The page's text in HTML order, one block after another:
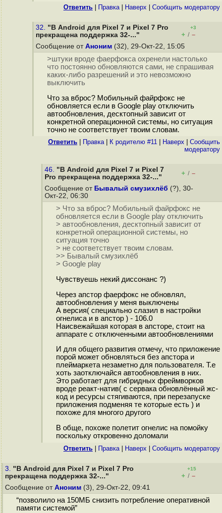
Ответить Правка| Наверх Cообщить модератору
32. "В Android для Pixel 7 и Pixel 7 Pro
прекращена поддержка 32-..."
+3
+ / –
Сообщение от Аноним (32), 29-Окт-22, 15:05
>штуки вроде фаерфокса охренели настолько
что постоянно обновляются сами, не спрашивая
каких-либо разрешений и это невозможно
выключить
Что за вброс? Мобильный файрфокс не
обновляется если в Google play отключить
автообновления, десктопный зависит от
конкретной операционной системы, но ситуация
точно не соответствует твоим словам.
Ответить Правка| К родителю #11 Наверх
Cообщить
модератору
46. "В Android для Pixel 7 и Pixel 7
Pro прекращена поддержка 32-..."
+ / –
Сообщение от Бывалый смузихлёб (?), 30-
Окт-22, 06:30
> Что за вброс? Мобильный файрфокс не
обновляется если в Google play отключить
> автообновления, десктопный зависит от
конкретной операционной системы, но
ситуация точно
> не соответствует твоим словам.
>> Бывалый смузихлёб
> Google play
Чувствуешь некий диссонанс ?)
Через апстор фаерфокс не обновлял,
автообновления у меня выключены
А версия( специально слазил в настройки
огнелиса и в апстор ) - 106.0
Наисвежайшая которая в апсторе, стоит на
аппарате с отключенными автообновлениями
И для общего развития отмечу, что приложение
порой может обновляться без апстора и
плеймаркета незаметно для пользователя. Т.е
хоть заотключайся автообновления в них.
Это работает для гибридных фреймворков
вроде реакт-натив( с сервака обновлённый жс-
код и ресурсы стягиваются, при перезапуске
приложения подменяя те которые есть ) и
похоже для многого другого
В обще, похоже полетит огнелис на помойку
поскольку откровенно доломали
Ответить Правка| Наверх Cообщить модератору
3. "В Android для Pixel 7 и Pixel 7 Pro
прекращена поддержка 32-..."
+15
+ / –
Сообщение от Аноним (3), 29-Окт-22, 09:41
“позволило на 150МБ снизить потребление оперативной
памяти системой”